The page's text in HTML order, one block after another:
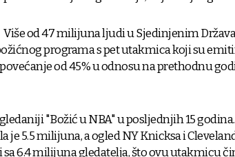
Više od 47 milijuna ljudi u Sjedinjenim
programa s pet utakmica koji su
od 45% u odnosu na prethodnu
"Božić u NBA" u posljednjih 15
je 5.5 milijuna, a ogled NY Knicksa i
6.4 milijuna gledatelja, što ovu utakmicu